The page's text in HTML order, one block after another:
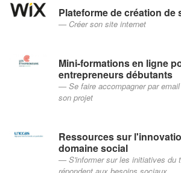
Plateforme de création de
Créer son site internet
Mini-formations en ligne
entrepreneurs débutants
Se faire accompagner par
son projet
Ressources sur
domaine social
S'informer sur les initiatives du